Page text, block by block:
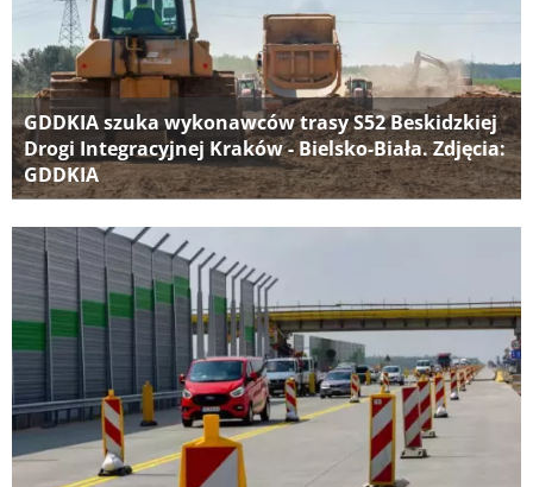
GDDKIA szuka wykonawców trasy S52 Beskidzkiej
Drogi Integracyjnej Kraków - Bielsko-Biała. Zdjęcia:
GDDKIA